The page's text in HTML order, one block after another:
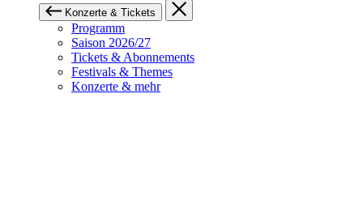
Konzerte & Tickets
Programm
Saison 2026/27
Tickets & Abonnements
Festivals & Themes
Konzerte & mehr